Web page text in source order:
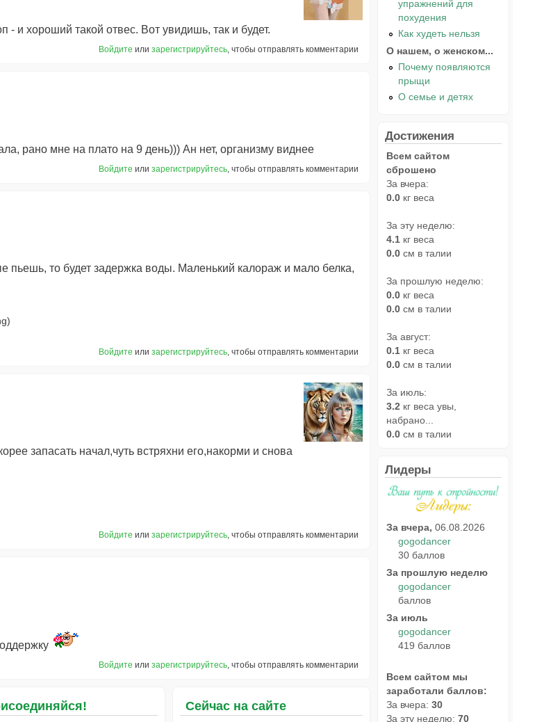
- и хороший такой отвес. Вот увидишь, так и будет.
Войдите или зарегистрируйтесь, чтобы отправлять комментарии
рано мне на плато на 9 день))) Ан нет, организму виднее
Войдите или зарегистрируйтесь , чтобы отправлять комментарии
пьешь, то будет задержка воды. Маленький калораж и мало белка,
Войдите или зарегистрируйтесь, чтобы отправлять комментарии
запасать начал,чуть встряхни его,накорми и снова
Войдите или зарегистрируйтесь, чтобы отправлять комментарии
Войдите или зарегистрируйтесь , чтобы отправлять комментарии
Сейчас на сайте
упражнений для
похудения
Как худеть нельзя
О нашем, о женском...
Почему появляются
прыщи
О семье и детях
Достижения
Всем сайтом
сброшено
За вчера:
0.0 кг веса
За эту неделю:
4.1 кг веса
0.0 см в талии
За прошлую неделю:
0.0 кг веса
0.0 см в талии
За август:
0.1 кг веса
0.0 см в талии
За июль:
3.2 кг веса увы,
набрано...
0.0 см в талии
Лидеры
За вчера, 06.08.2026
gogodancer
30 баллов
За прошлую неделю
gogodancer
баллов
За июль
gogodancer
419 баллов
Всем сайтом мы
заработали баллов:
За вчера: 30
За эту неделю: 70